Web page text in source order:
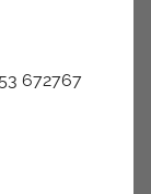
672767